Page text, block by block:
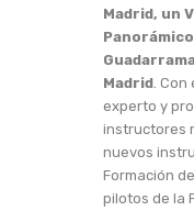
Madrid, un
Madrid .
experto y
instructores
nuevos
Formación
pilotos de la